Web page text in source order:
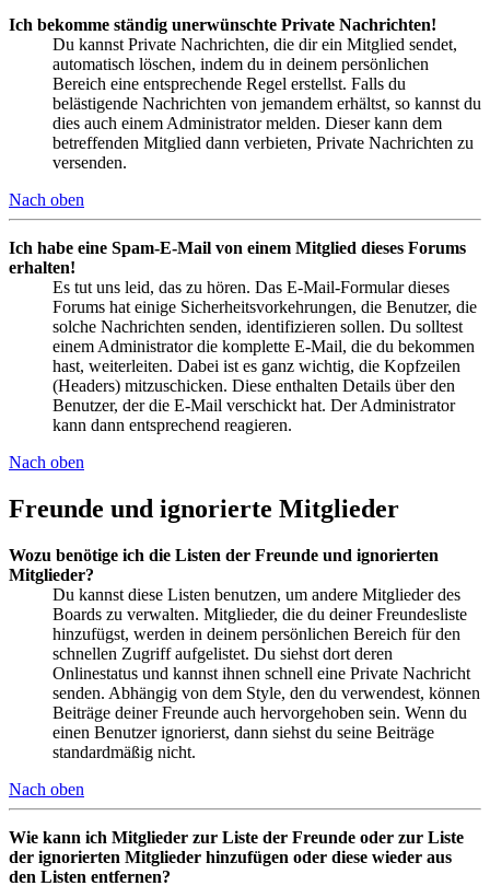
Ich bekomme ständig unerwünschte Private Nachrichten!
Du kannst Private Nachrichten, die dir ein Mitglied sendet,
automatisch löschen, indem du in deinem persönlichen
Bereich eine entsprechende Regel erstellst. Falls du
belästigende Nachrichten von jemandem erhältst, so kannst du
dies auch einem Administrator melden. Dieser kann dem
betreffenden Mitglied dann verbieten, Private Nachrichten zu
versenden.
Nach oben
Ich habe eine Spam-E-Mail von einem Mitglied dieses Forums
erhalten!
Es tut uns leid, das zu hören. Das E-Mail-Formular dieses
Forums hat einige Sicherheitsvorkehrungen, die Benutzer, die
solche Nachrichten senden, identifizieren sollen. Du solltest
einem Administrator die komplette E-Mail, die du bekommen
hast, weiterleiten. Dabei ist es ganz wichtig, die Kopfzeilen
(Headers) mitzuschicken. Diese enthalten Details über den
Benutzer, der die E-Mail verschickt hat. Der Administrator
kann dann entsprechend reagieren.
Nach oben
Freunde und ignorierte Mitglieder
Wozu benötige ich die Listen der Freunde und ignorierten
Mitglieder?
Du kannst diese Listen benutzen, um andere Mitglieder des
Boards zu verwalten. Mitglieder, die du deiner Freundesliste
hinzufügst, werden in deinem persönlichen Bereich für den
schnellen Zugriff aufgelistet. Du siehst dort deren
Onlinestatus und kannst ihnen schnell eine Private Nachricht
senden. Abhängig von dem Style, den du verwendest, können
Beiträge deiner Freunde auch hervorgehoben sein. Wenn du
einen Benutzer ignorierst, dann siehst du seine Beiträge
standardmäßig nicht.
Nach oben
Wie kann ich Mitglieder zur Liste der Freunde oder zur Liste
der ignorierten Mitglieder hinzufügen oder diese wieder aus
den Listen entfernen?